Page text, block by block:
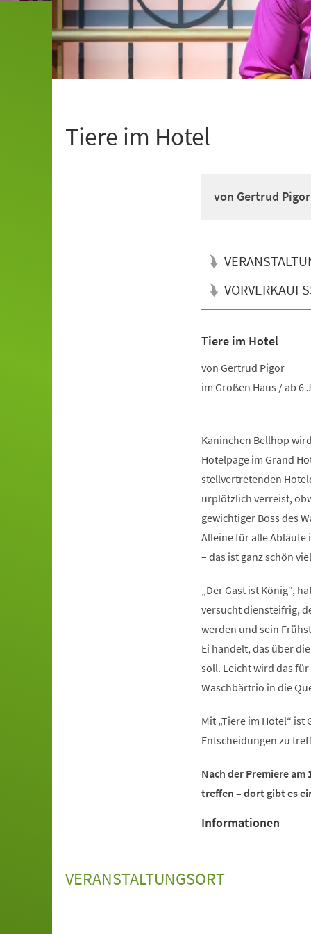
Tiere im Hotel
von Gertrud
Tiere im Hotel
von Gertrud Pigor
im Großen Haus / ab 6
Kaninchen Bellhop
Hotelpage im Grand
stellvertretenden
urplötzlich verreist,
gewichtiger Boss des
Alleine für alle Abläufe
– das ist ganz schön
„Der Gast ist König“,
versucht diensteifrig,
werden und sein
Ei handelt, das über
soll. Leicht wird das
Waschbärtrio in die
Mit „Tiere im Hotel“
Entscheidungen zu
Nach der Premiere
treffen – dort gibt es
Informationen
VERANSTALTUNGSORT